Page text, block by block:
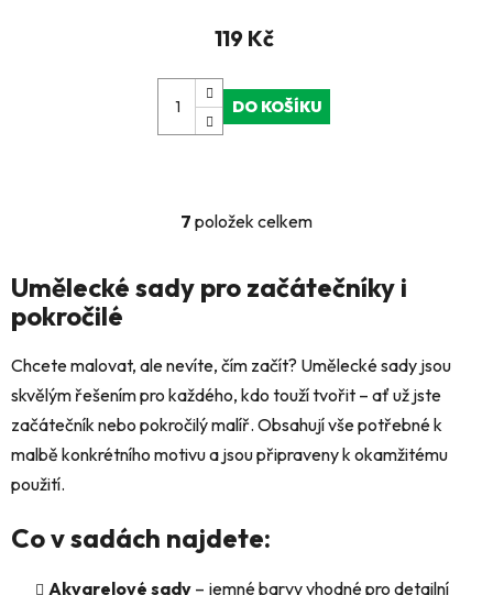
119 Kč
DO KOŠÍKU
O
l
á
c
í
p
r
v
v
7 položek celkem
Umělecké sady pro začátečníky i
pokročilé
Chcete malovat, ale nevíte, čím začít? Umělecké sady jsou
skvělým řešením pro každého, kdo touží tvořit – ať už jste
začátečník nebo pokročilý malíř. Obsahují vše potřebné k
malbě konkrétního motivu a jsou připraveny k okamžitému
použití.
Co v sadách najdete:
Akvarelové sady – jemné barvy vhodné pro detailní